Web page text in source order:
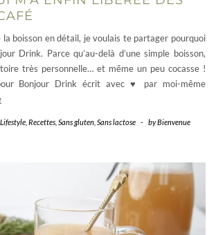
boisson en détail, je voulais te partager pourquoi
Drink. Parce qu’au-delà d’une simple boisson,
très personnelle… et même un peu cocasse !
Bonjour Drink écrit avec ♥ par moi-même
Lifestyle Recettes Sans gluten Sans lactose - byBienvenue